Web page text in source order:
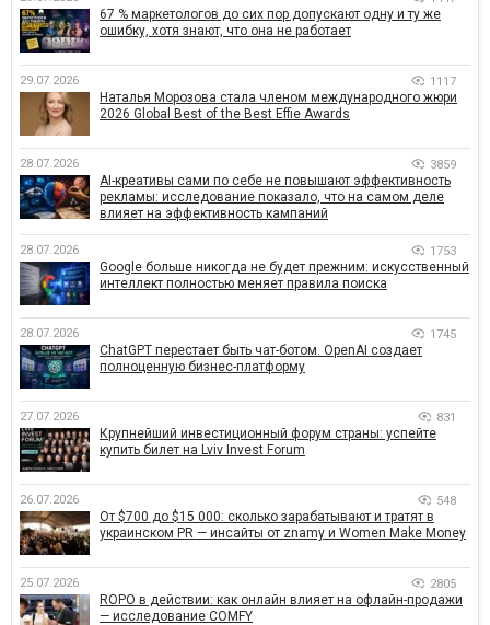
67 % маркетологов до сих пор допускают одну и ту же
ошибку, хотя знают, что она не работает
29.07.2026 1117
Наталья Морозова стала членом международного жюри
2026 Global Best of the Best Effie Awards
28.07.2026 3859
AI-креативы сами по себе не повышают эффективность
рекламы: исследование показало, что на самом деле
влияет на эффективность кампаний
28.07.2026 1753
Google больше никогда не будет прежним: искусственный
интеллект полностью меняет правила поиска
28.07.2026 1745
ChatGPT перестает быть чат-ботом. OpenAI создает
полноценную бизнес-платформу
27.07.2026 831
Крупнейший инвестиционный форум страны: успейте
купить билет на Lviv Invest Forum
26.07.2026 548
От $700 до $15 000: сколько зарабатывают и тратят в
украинском PR — инсайты от znamy и Women Make Money
25.07.2026 2805
ROPO в действии: как онлайн влияет на офлайн-продажи
— исследование COMFY